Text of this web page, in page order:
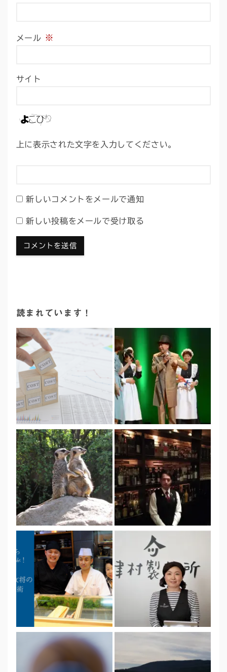
メール ※
サイト
上に表示された文字を入力してください。
新しいコメントをメールで通知
新しい投稿をメールで受け取る
読まれています！